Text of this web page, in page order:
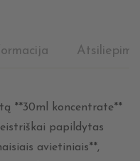
**30ml koncentrate**
papildytas
avietiniais**,